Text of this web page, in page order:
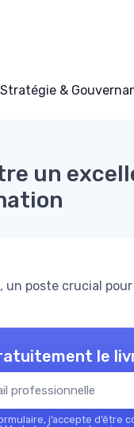
Stratégie &
un
un poste crucial
le
j’accepte d’être